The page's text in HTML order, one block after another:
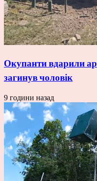
Окупанти вдарили
загинув чоловік
9 години назад